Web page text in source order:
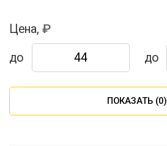
Цена,
до до
ПОКАЗАТЬ (0)